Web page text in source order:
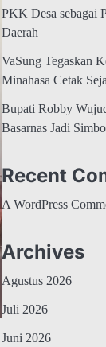
PKK Desa sebagai
Daerah
VaSung Tegaskan
Minahasa Cetak
Bupati Robby
Basarnas Jadi
Recent
A WordPress
Archives
Agustus 2026
Juli 2026
Juni 2026